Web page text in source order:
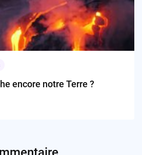
encore notre Terre ?